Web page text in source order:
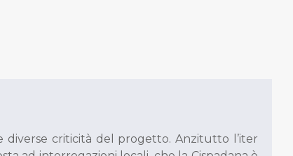
diverse criticità del progetto. Anzitutto l’iter